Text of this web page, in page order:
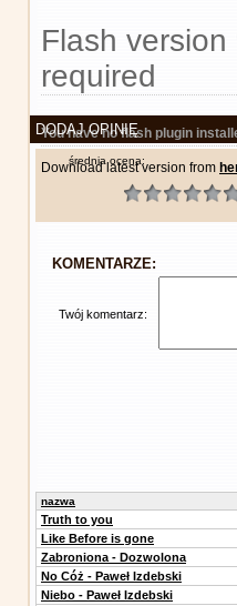
Flash
required
You have no flash plugin
Download latest version from
DODAJ OPINIĘ
średnia ocena:
KOMENTARZE:
Twój komentarz:
nazwa
Truth to you
Like Before is gone
Zabroniona - Dozwolona
No Cóż - Paweł Izdebski
Niebo - Paweł Izdebski